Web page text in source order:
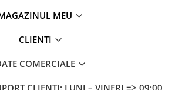
MEU
CLIENTI
COMERCIALE